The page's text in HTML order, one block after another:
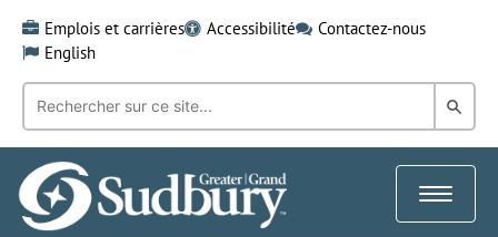
content
Emplois et carrières Accessibilité
Contactez-nous
English
Recherche
mot-
clé:
dans
Toggle